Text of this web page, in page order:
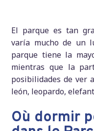
El parque es tan
varía mucho de un
parque tiene la
mientras que la
posibilidades de ver
león, leopardo,
Où dormir